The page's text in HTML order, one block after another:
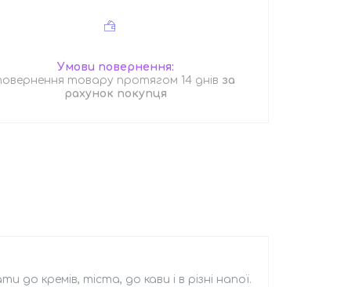
товару протягом 14 днів за
рахунок покупця
кремів, тіста, до кави і в різні напої.